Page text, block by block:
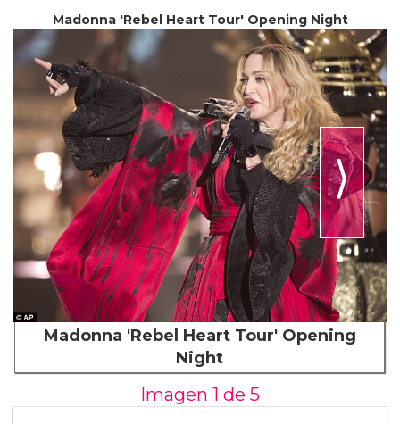
Madonna 'Rebel Heart Tour' Opening Night
⟩
Madonna 'Rebel Heart Tour' Opening
Night
Imagen 1 de 5